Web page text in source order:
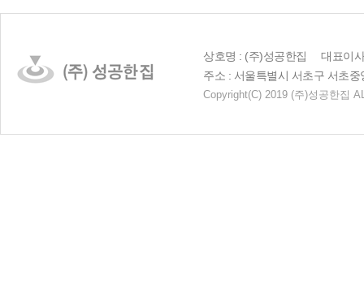
상호명 : (주)성공한집 대표이
주소 : 서울특별시 서초구 서초
Copyright(C) 2019 (주)성공한집